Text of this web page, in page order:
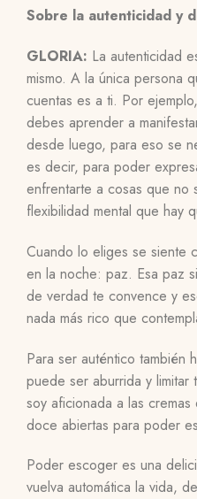
Sobre la autenticidad y
GLORIA: La autenticidad
mismo. A la única persona
cuentas es a ti. Por
debes aprender a
desde luego, para eso se
es decir, para poder
enfrentarte a cosas que no
flexibilidad mental que hay
Cuando lo eliges se siente
en la noche: paz. Esa paz
de verdad te convence y
nada más rico que
Para ser auténtico también
puede ser aburrida y limitar
soy aficionada a las
doce abiertas para poder
Poder escoger es una
vuelva automática la vida,